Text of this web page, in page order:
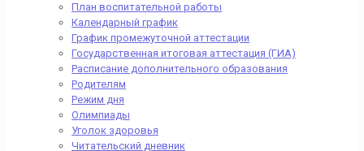
План воспитательной работы
Календарный график
График промежуточной аттестации
Государственная итоговая аттестация (ГИА)
Расписание дополнительного образования
Родителям
Режим дня
Олимпиады
Уголок здоровья
Читательский дневник